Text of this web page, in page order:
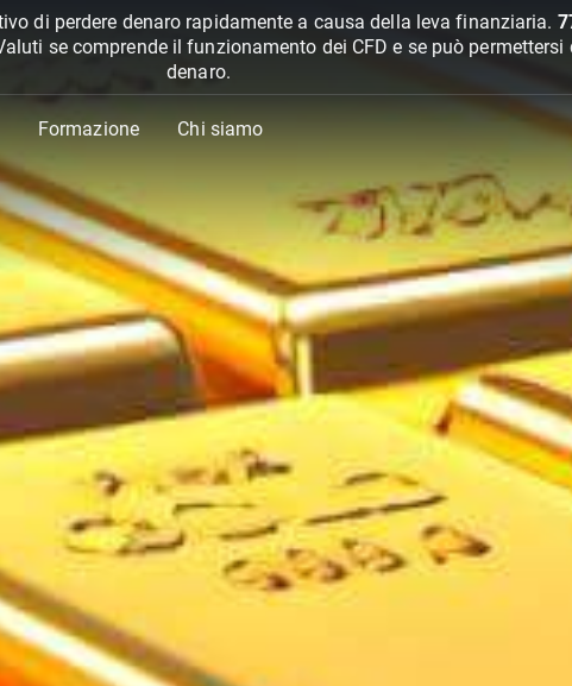
di perdere denaro rapidamente a causa della leva finanziaria.
se comprende il funzionamento dei CFD e se può
denaro.
Formazione Chi siamo